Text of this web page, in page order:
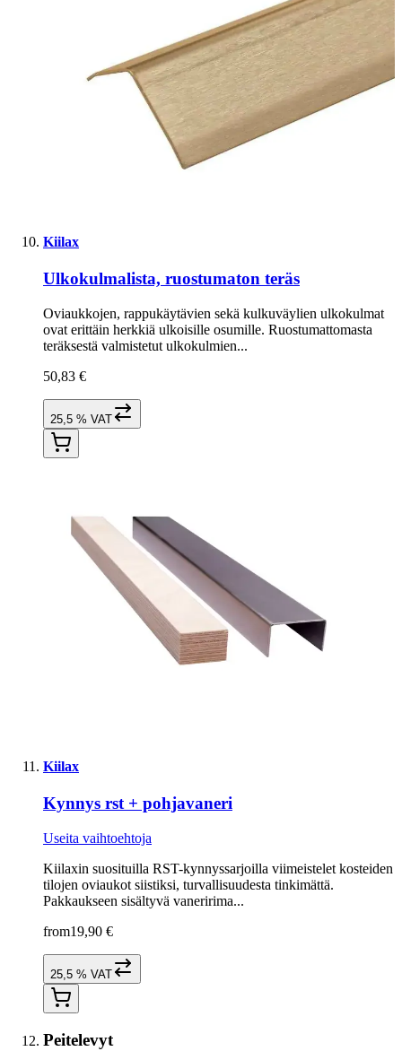
Kiilax
Ulkokulmalista, ruostumaton teräs
Oviaukkojen, rappukäytävien sekä kulkuväylien ulkokulmat
ovat erittäin herkkiä ulkoisille osumille. Ruostumattomasta
teräksestä valmistetut ulkokulmien...
50,83 €
25,5 % VAT
Kiilax
Kynnys rst + pohjavaneri
Useita vaihtoehtoja
Kiilaxin suosituilla RST-kynnyssarjoilla viimeistelet kosteiden
tilojen oviaukot siistiksi, turvallisuudesta tinkimättä.
Pakkaukseen sisältyvä vaneririma...
from19,90 €
25,5 % VAT
Peitelevyt